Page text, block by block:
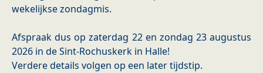
wekelijkse zondagmis.
Afspraak dus op zaterdag 22 en zondag 23 augustus
2026 in de Sint-Rochuskerk in Halle!
Verdere details volgen op een later tijdstip.